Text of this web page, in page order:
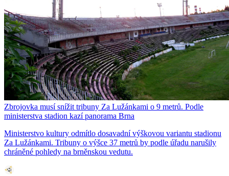
Zbrojovka musí snížit tribuny Za Lužánkami o 9 metrů. Podle
ministerstva stadion kazí panorama Brna
Ministerstvo kultury odmítlo dosavadní výškovou variantu stadionu
Za Lužánkami. Tribuny o výšce 37 metrů by podle úřadu narušily
chráněné pohledy na brněnskou vedutu.